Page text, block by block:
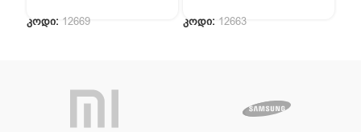
კოდი: 12669 კოდი: 12663